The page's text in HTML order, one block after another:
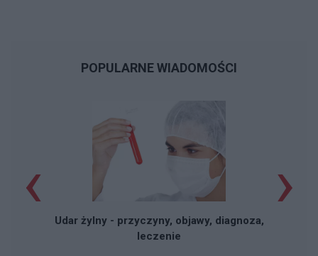
POPULARNE WIADOMOŚCI
Udar żylny - przyczyny, objawy, diagnoza,
leczenie
‹ ›